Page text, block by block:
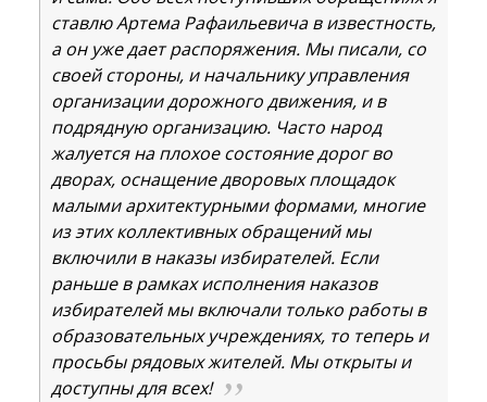
ставлю Артема Рафаильевича в известность,
а он уже дает распоряжения. Мы писали, со
своей стороны, и начальнику управления
организации дорожного движения, и в
подрядную организацию. Часто народ
жалуется на плохое состояние дорог во
дворах, оснащение дворовых площадок
малыми архитектурными формами, многие
из этих коллективных обращений мы
включили в наказы избирателей. Если
раньше в рамках исполнения наказов
избирателей мы включали только работы в
образовательных учреждениях, то теперь и
просьбы рядовых жителей. Мы открыты и
доступны для всех!